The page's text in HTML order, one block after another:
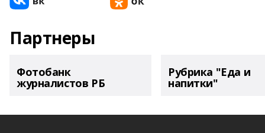
Партнеры
Фотобанк
журналистов РБ
Рубрика "Еда и
напитки"